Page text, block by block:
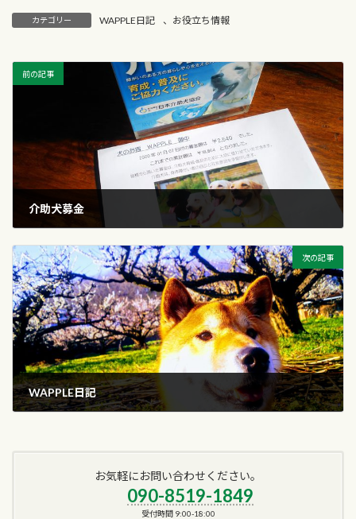
カテゴリー WAPPLE日記 、 お役立ち情報
前の記事
介助犬募金
次の記事
WAPPLE日記
お気軽にお問い合わせください。
090-8519-1849
受付時間 9:00-18:00